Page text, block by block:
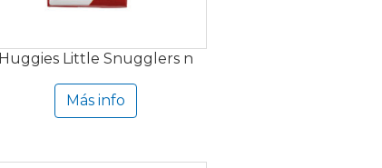
Huggies Little Snugglers n
Más info